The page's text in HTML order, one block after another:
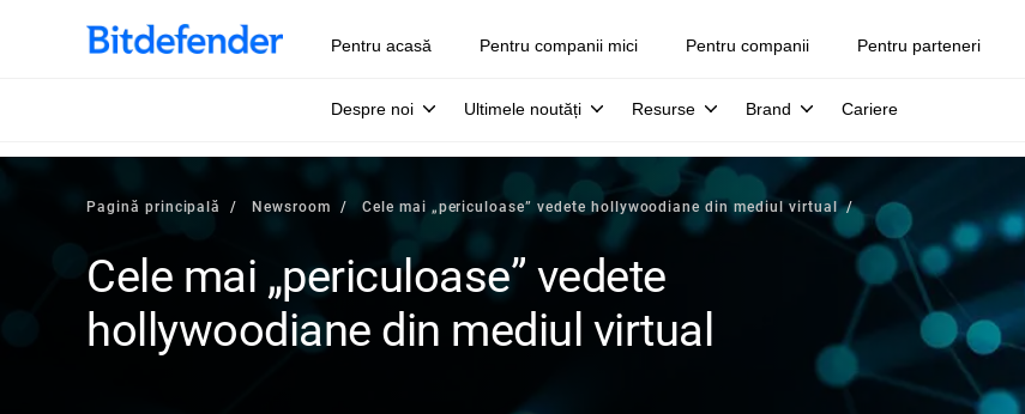
Pentru acasă Pentru companii mici Pentru companii Pentru parteneri
Despre noi Ultimele noutăți Resurse Brand Cariere
Pagină principală Newsroom Cele mai „periculoase” vedete hollywoodiane din mediul virtual
Cele mai „periculoase” vedete
hollywoodiane din mediul virtual